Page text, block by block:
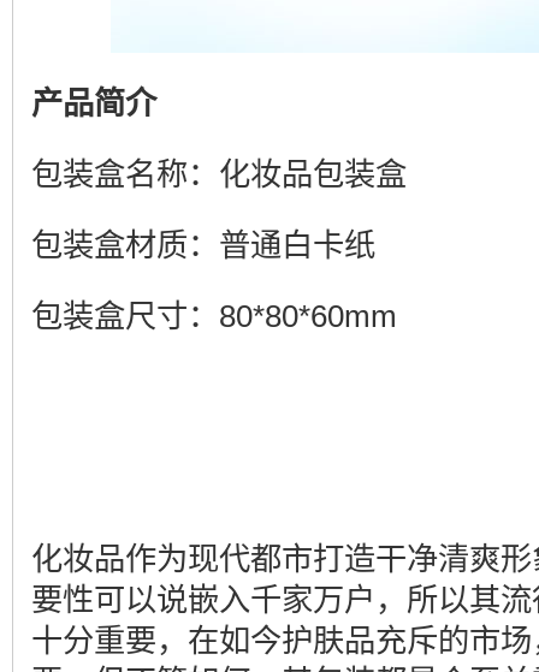
产品简介
包装盒名称：化妆品包装盒
包装盒材质：普通白卡纸
包装盒尺寸：80*80*60mm
化妆品作为现代都市打造干净清爽
要性可以说嵌入千家万户，所以其
十分重要，在如今护肤品充斥的市